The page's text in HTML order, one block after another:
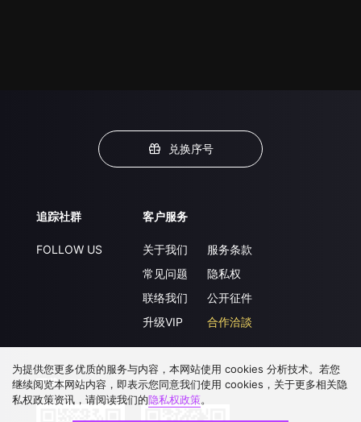
兑换序号
追踪社群
FOLLOW US
客户服务
关于我们
常见问题
联络我们
升级VIP
服务条款
隐私权
公开征件
合作洽談
下载 APP
为提供您更多优质的服务与内容，本网站使用 cookies 分析技术。若您
继续阅览本网站内容，即表示您同意我们使用 cookies，关于更多相关隐
私权政策资讯，请阅读我们的隐私权政策。